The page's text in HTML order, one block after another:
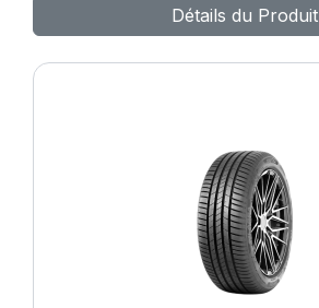
Détails du Produit